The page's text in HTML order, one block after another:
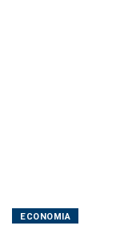
ECONOMIA